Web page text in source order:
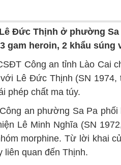
Đức Thịnh ở phường
gam heroin, 2 khẩu súng
Công an tỉnh Lào Cai
Lê Đức Thịnh (SN 1974,
phép chất ma túy.
an phường Sa Pa
Lê Minh Nghĩa (SN
morphine. Từ lời khai
liên quan đến Thịnh.